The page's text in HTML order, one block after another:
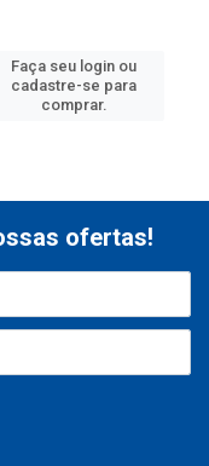
Faça seu login ou
cadastre-se para
comprar.
ofertas!